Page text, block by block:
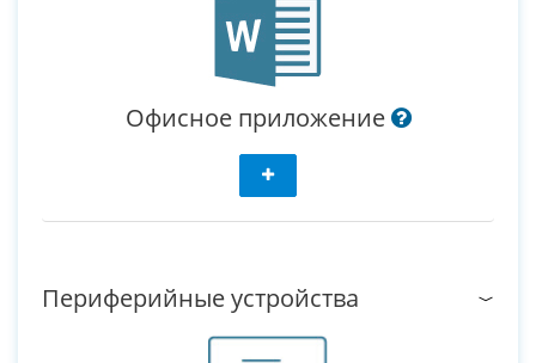
Офисное приложение
Периферийные устройства